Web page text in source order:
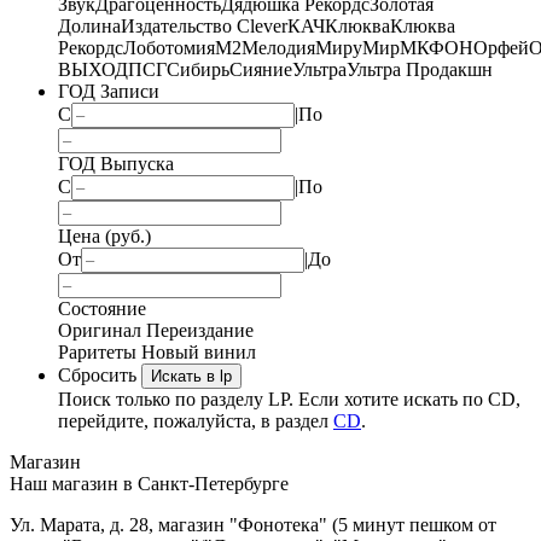
ЗвукДрагоценностьДядюшка РекордсЗолотая
ДолинаИздательство CleverКАЧКлюкваКлюква
РекордсЛоботомияМ2МелодияМируМирМКФОНОрфей
ВЫХОДПСГСибирьСияниеУльтраУльтра Продакшн
ГОД Записи
С
|По
ГОД Выпуска
С
|По
Цена (руб.)
От
|До
Состояние
Оригинал Переиздание
Раритеты Новый винил
Сбросить
Искать в lp
Поиск только по разделу LP. Если хотите искать по CD,
перейдите, пожалуйста, в раздел CD.
Магазин
Наш магазин в Санкт-Петербурге
Ул. Марата, д. 28, магазин "Фонотека" (5 минут пешком от